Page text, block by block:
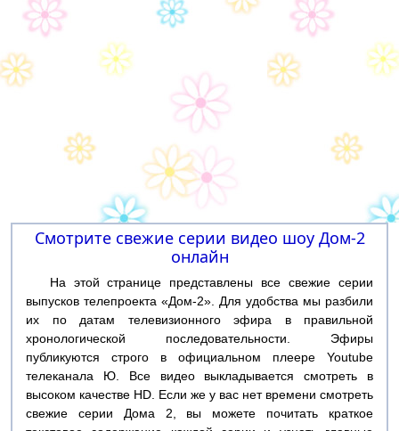
Смотрите свежие серии видео шоу Дом-2
онлайн
На этой странице представлены все свежие серии
выпусков телепроекта «Дом-2». Для удобства мы разбили
их по датам телевизионного эфира в правильной
хронологической последовательности. Эфиры
публикуются строго в официальном плеере Youtube
телеканала Ю. Все видео выкладывается смотреть в
высоком качестве HD. Если же у вас нет времени смотреть
свежие серии Дома 2, вы можете почитать краткое